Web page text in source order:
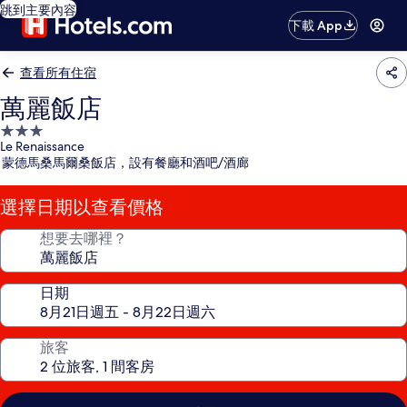
跳到主要內容
下載 App
查看所有住宿
萬麗飯店
3.0
星
級
住
宿
Le Renaissance
蒙德馬桑馬爾桑飯店，設有餐廳和酒吧/酒廊
選擇日期以查看價格
想要去哪裡？
日期
旅客